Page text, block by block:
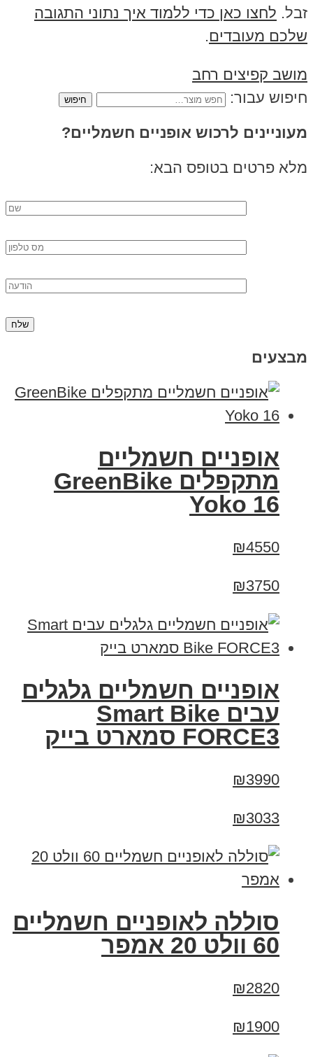
זבל. לחצו כאן כדי ללמוד איך נתוני התגובה
שלכם מעובדים.
מושב קפיצים רחב
חיפוש עבור:
מעוניינים לרכוש אופניים חשמליים?
מלא פרטים בטופס הבא:
מבצעים
‏אופניים חשמליים
‏מתקפלים GreenBike
Yoko 16
₪4550
₪3750
אופניים חשמליים גלגלים
עבים Smart Bike
FORCE3 סמארט בייק
₪3990
₪3033
סוללה לאופניים חשמליים
60 וולט 20 אמפר
₪2820
₪1900